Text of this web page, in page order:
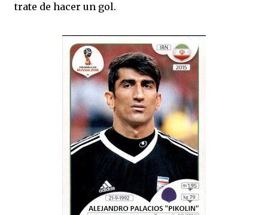
trate de hacer un gol.